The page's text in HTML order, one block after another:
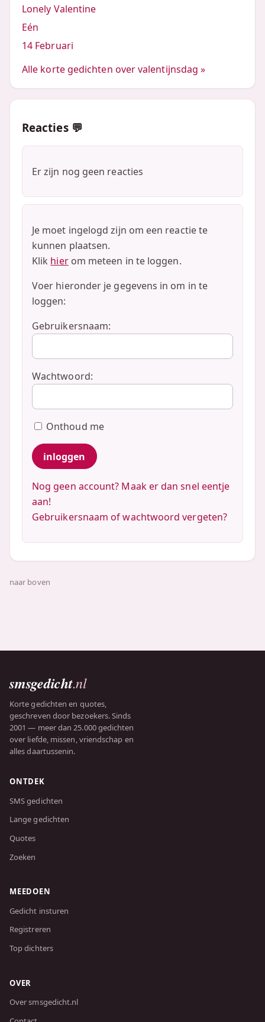
Lonely Valentine
Eén
14 Februari
Alle korte gedichten over valentijnsdag »
Reacties 💬
Er zijn nog geen reacties
Je moet ingelogd zijn om een reactie te
kunnen plaatsen.
Klik hierom meteen in te loggen.
Voer hieronder je gegevens in om in te
loggen:
Gebruikersnaam:
Wachtwoord:
Onthoud me
Nog geen account? Maak er dan snel eentje
aan!
Gebruikersnaam of wachtwoord vergeten?
naar boven
smsgedicht.nl
Korte gedichten en quotes,
geschreven door bezoekers. Sinds
2001 — meer dan 25.000 gedichten
over liefde, missen, vriendschap en
alles daartussenin.
ONTDEK
SMS gedichten
Lange gedichten
Quotes
Zoeken
MEEDOEN
Gedicht insturen
Registreren
Top dichters
OVER
Over smsgedicht.nl